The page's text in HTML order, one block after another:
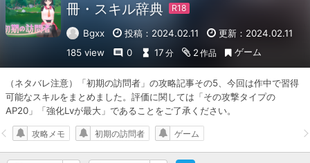
冊・スキル辞典
Bgxx 投稿：2024.02.11
更新：2024.02.11
185 view
0 17 分 2 作品 ゲーム
（ネタバレ注意）「初期の訪問者」の攻略記事その5、今回は作中で習得
可能なスキルをまとめました。評価に関しては「その攻撃タイプの
AP20」「強化Lvが最大」であることをご了承ください。
攻略メモ 初期の訪問者 ゲーム